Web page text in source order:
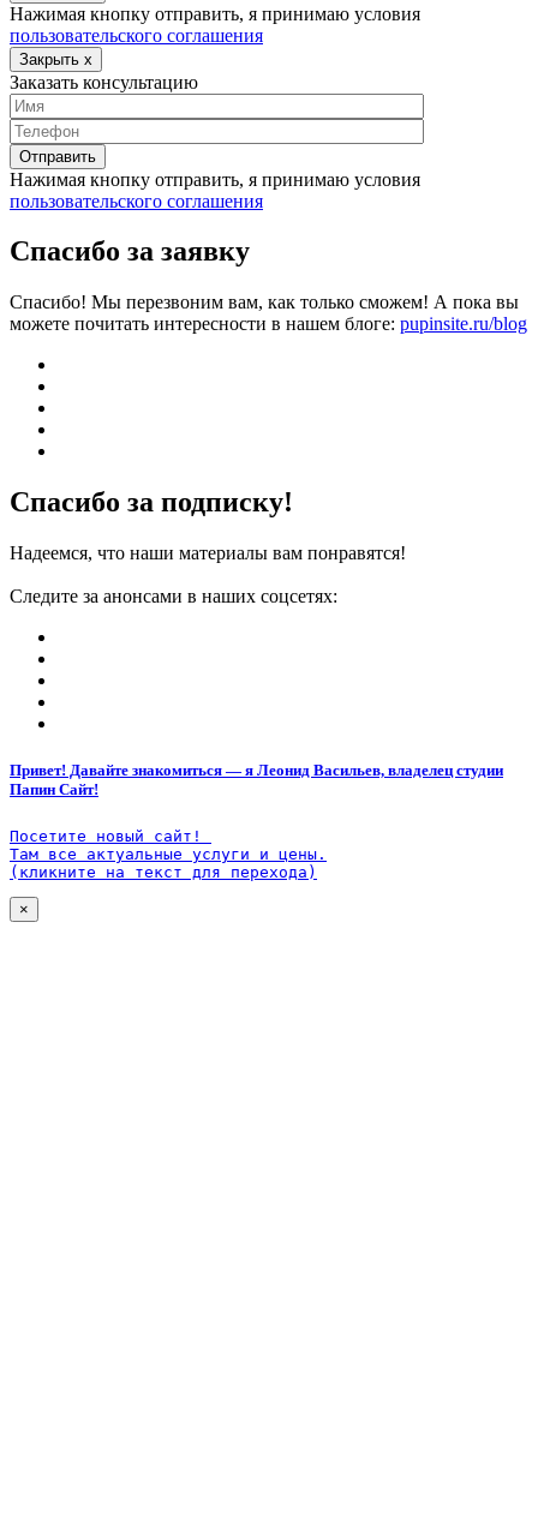
Нажимая кнопку отправить, я принимаю условия
пользовательского соглашения
Закрыть x
Заказать консультацию
Нажимая кнопку отправить, я принимаю условия
пользовательского соглашения
Спасибо за заявку
Спасибо! Мы перезвоним вам, как только сможем! А пока вы
можете почитать интересности в нашем блоге: pupinsite.ru/blog
Спасибо за подписку!
Надеемся, что наши материалы вам понравятся!
Следите за анонсами в наших соцсетях:
Привет! Давайте знакомиться — я Леонид Васильев, владелец студии
Папин Сайт!
Посетите новый сайт!
Там все актуальные услуги и цены.
(кликните на текст для перехода)
×